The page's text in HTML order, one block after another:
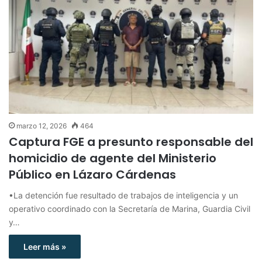
marzo 12, 2026 464
Captura FGE a presunto responsable del
homicidio de agente del Ministerio
Público en Lázaro Cárdenas
•La detención fue resultado de trabajos de inteligencia y un
operativo coordinado con la Secretaría de Marina, Guardia Civil
y…
Leer más »